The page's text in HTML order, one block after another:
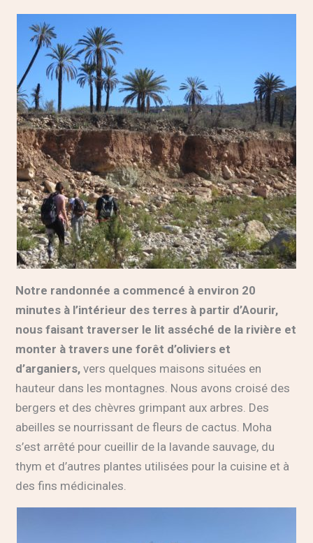
Notre randonnée a commencé à environ 20
minutes à l’intérieur des terres à partir d’Aourir,
nous faisant traverser le lit asséché de la rivière et
monter à travers une forêt d’oliviers et
d’arganiers, vers quelques maisons situées en
hauteur dans les montagnes. Nous avons croisé des
bergers et des chèvres grimpant aux arbres. Des
abeilles se nourrissant de fleurs de cactus. Moha
s’est arrêté pour cueillir de la lavande sauvage, du
thym et d’autres plantes utilisées pour la cuisine et à
des fins médicinales.